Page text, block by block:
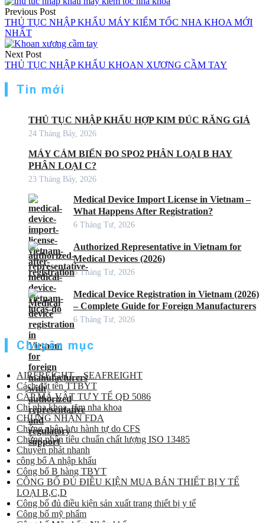
Previous Post
THỦ TỤC NHẬP KHẨU MÁY KIỂM TỐC NHA KHOA MỚI
NHẤT
Next Post
THỦ TỤC NHẬP KHẨU KHOAN XƯƠNG CẦM TAY
Tin mới
THỦ TỤC NHẬP KHẨU HỢP KIM ĐÚC RĂNG GIẢ
24 Tháng Bảy, 2026
MÁY CẢM BIẾN ĐO SPO2 PHÂN LOẠI B HAY
PHÂN LOẠI C?
23 Tháng Bảy, 2026
Medical Device Import License in Vietnam –
What Happens After Registration?
6 Tháng Tư, 2026
Authorized Representative in Vietnam for
Medical Devices (2026)
6 Tháng Tư, 2026
Medical Device Registration in Vietnam (2026)
– Complete Guide for Foreign Manufacturers
6 Tháng Tư, 2026
Chuyên mục
AIRFREIGHT – SEAFREIGHT
Cách đặt tên TTBYT
CẤP MÃ VẬT TƯ Y TẾ QĐ 5086
Chỉ nha khoa, tăm nha khoa
CHỨNG NHẬN FDA
Chứng nhận lưu hành tự do CFS
Chứng nhận tiêu chuẩn chất lượng ISO 13485
Chuyển phát nhanh
công bố A nhập khẩu
Công bố B hàng TBYT
CÔNG BỐ ĐỦ ĐIỀU KIỆN MUA BÁN THIẾT BỊ Y TẾ
LOẠI B,C,D
Công bố đủ điều kiện sản xuất trang thiết bị y tế
Công bố mỹ phẩm